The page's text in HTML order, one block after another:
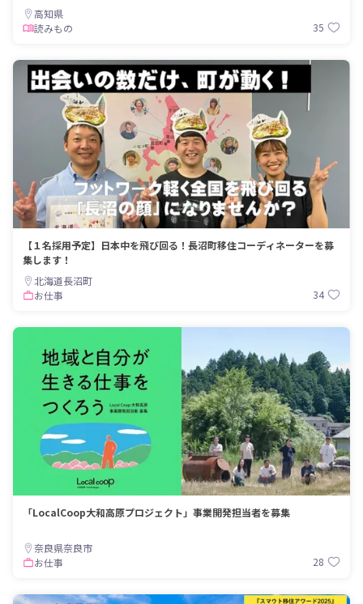
高知県
読みもの
35
【１名採用予定】日本中を飛び回る！長沼町移住コーディネーターを募
集します！
北海道長沼町
お仕事
34
「LocalCoop大和高原プロジェクト」事業開発担当者を募集
奈良県奈良市
お仕事
28